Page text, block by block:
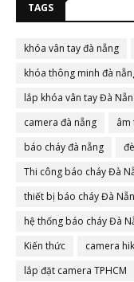
TAGS
khóa vân tay đà nẵng
khóa thông minh đà
lắp khóa vân tay Đà
camera đà nẵng
âm
báo cháy đà nẵng
Thi công báo cháy Đà
thiết bị báo cháy Đà
hệ thống báo cháy Đà
Kiến thức
camera
lắp đặt camera TPHCM